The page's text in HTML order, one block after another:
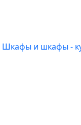
Шкафы и шкафы -